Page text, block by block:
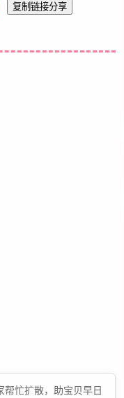
复制链接分享
忙扩散，助宝贝早日